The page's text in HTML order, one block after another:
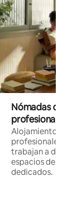
Nómadas
Alojamientos
profesionales
trabajan a
espacios de
dedicados.